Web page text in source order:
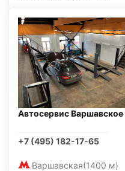
Автосервис
+7 (495) 182-17-65
Варшавская(1400 м)